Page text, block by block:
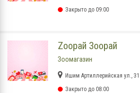
Закрыто до 09:00
Zooрай Зоорай
Зоомагазин
Ишим Артиллерийская ул., 31
Закрыто до 08:00